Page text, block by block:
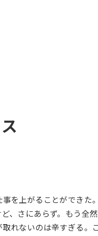
を上がることができた
、さにあらず。もう全
れないのは辛すぎる。